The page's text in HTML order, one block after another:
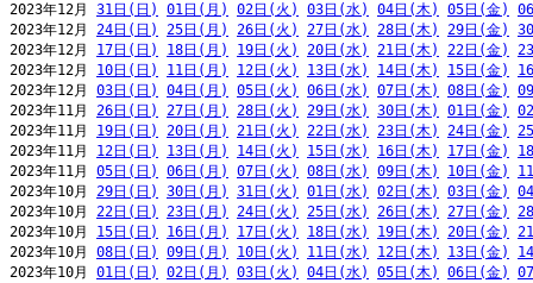
2023年12月 31日(日) 01日(月) 02日(火) 03日(水) 04日(木) 05日(金)
2023年12月 24日(日) 25日(月) 26日(火) 27日(水) 28日(木) 29日(金)
2023年12月 17日(日) 18日(月) 19日(火) 20日(水) 21日(木) 22日(金)
2023年12月 10日(日) 11日(月) 12日(火) 13日(水) 14日(木) 15日(金)
2023年12月 03日(日) 04日(月) 05日(火) 06日(水) 07日(木) 08日(金)
2023年11月 26日(日) 27日(月) 28日(火) 29日(水) 30日(木) 01日(金)
2023年11月 19日(日) 20日(月) 21日(火) 22日(水) 23日(木) 24日(金)
2023年11月 12日(日) 13日(月) 14日(火) 15日(水) 16日(木) 17日(金)
2023年11月 05日(日) 06日(月) 07日(火) 08日(水) 09日(木) 10日(金)
2023年10月 29日(日) 30日(月) 31日(火) 01日(水) 02日(木) 03日(金)
2023年10月 22日(日) 23日(月) 24日(火) 25日(水) 26日(木) 27日(金)
2023年10月 15日(日) 16日(月) 17日(火) 18日(水) 19日(木) 20日(金)
2023年10月 08日(日) 09日(月) 10日(火) 11日(水) 12日(木) 13日(金)
2023年10月 01日(日) 02日(月) 03日(火) 04日(水) 05日(木) 06日(金)